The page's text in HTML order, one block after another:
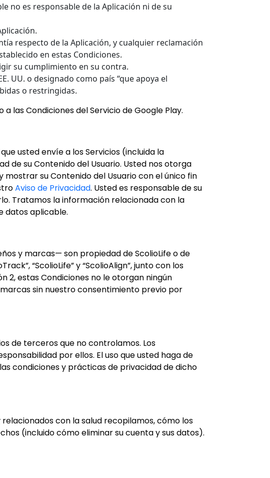
no es responsable de la Aplicación ni de su
respecto de la Aplicación, y cualquier reclamación
en estas Condiciones.
su cumplimiento en su contra.
UU. o designado como país “que apoya el
o restringidas.
las Condiciones del Servicio de Google Play.
usted envíe a los Servicios (incluida la
de su Contenido del Usuario. Usted nos otorga
su Contenido del Usuario con el único fin
Aviso de Privacidad. Usted es responsable de su
Tratamos la información relacionada con la
datos aplicable.
y marcas— son propiedad de ScolioLife o de
“ScolioLife” y “ScolioAlign”, junto con los
2, estas Condiciones no le otorgan ningún
sin nuestro consentimiento previo por
de terceros que no controlamos. Los
por ellos. El uso que usted haga de
condiciones y prácticas de privacidad de dicho
con la salud recopilamos, cómo los
(incluido cómo eliminar su cuenta y sus datos).